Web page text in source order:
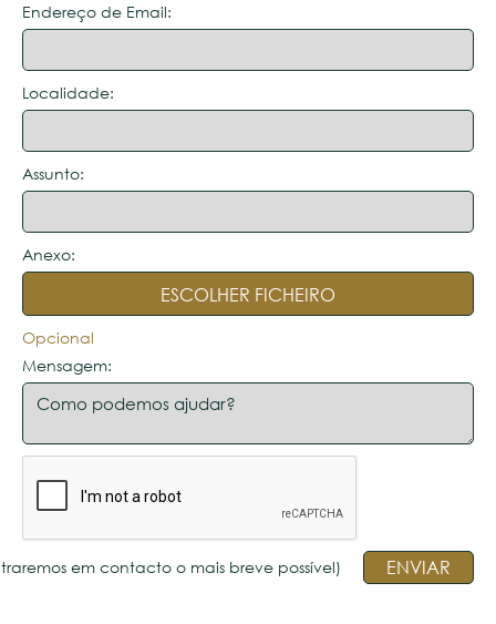
Endereço de Email:
Localidade:
Assunto:
Anexo:
ESCOLHER FICHEIRO
Opcional
Mensagem:
em contacto o mais breve possível)